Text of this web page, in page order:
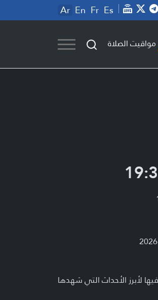
Ar En Fr Es
مواقيت الصلاة
لأبرز الأحداث التي شهدها